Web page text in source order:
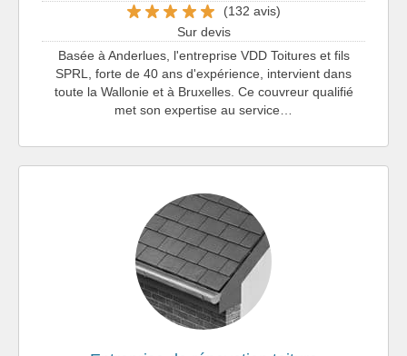
(132 avis)
Sur devis
Basée à Anderlues, l'entreprise VDD Toitures et fils
SPRL, forte de 40 ans d'expérience, intervient dans
toute la Wallonie et à Bruxelles. Ce couvreur qualifié
met son expertise au service…